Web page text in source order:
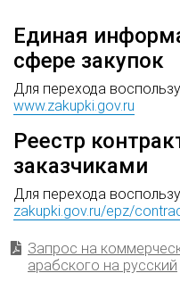
Единая
сфере закупок
Для перехода
www.zakupki.gov.ru
Реестр
заказчиками
Для перехода
zakupki.gov.ru/epz/
Запрос на
арабского на русский